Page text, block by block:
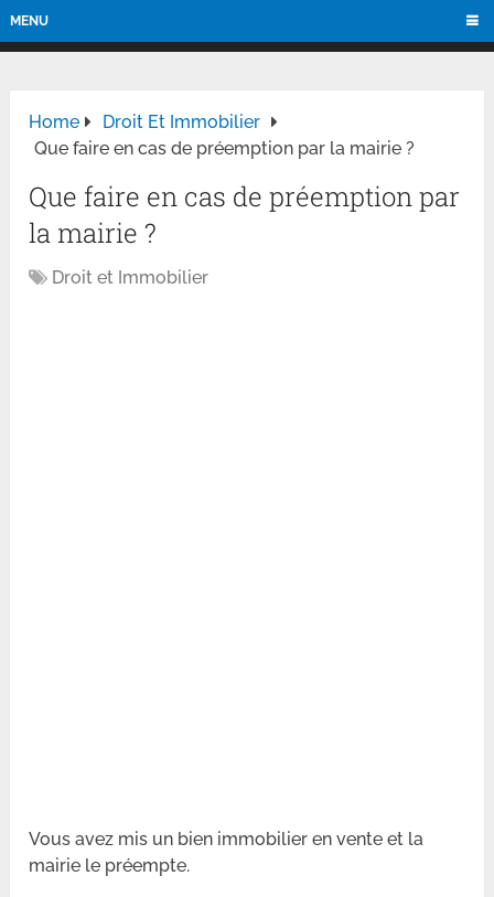
MENU
Home
Droit Et Immobilier
Que faire en cas de préemption par la mairie ?
Que faire en cas de préemption par
la mairie ?
Droit et Immobilier
Vous avez mis un bien immobilier en vente et la
mairie le préempte.